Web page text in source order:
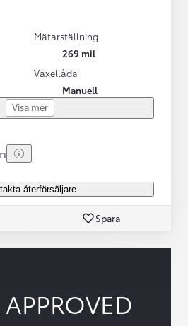
Mätarställning
269 mil
Växellåda
Manuell
Visa mer
återförsäljare
Spara